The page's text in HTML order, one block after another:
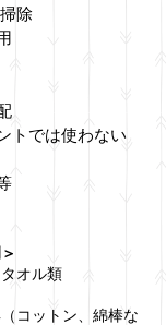
除
トでは使わない
オル類
コットン、綿棒な